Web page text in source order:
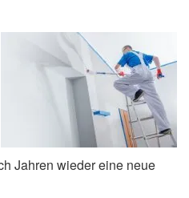
Jahren wieder eine neue